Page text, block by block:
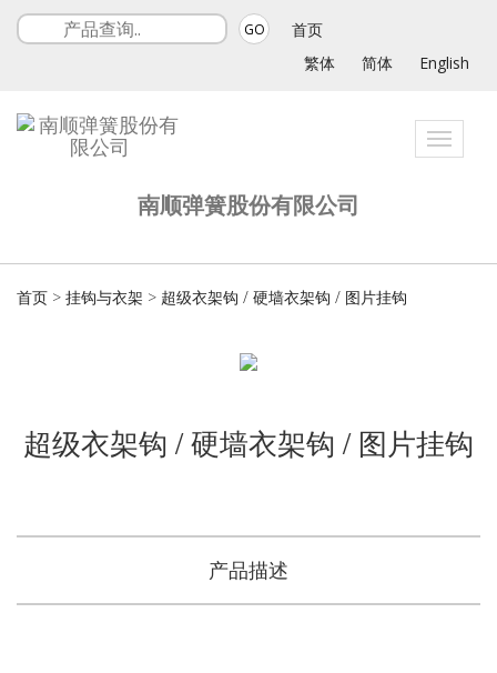
GO
首页
繁体
简体 English
Toggle
南顺弹簧股份有限公司
首页 > 挂钩与衣架 > 超级衣架钩 / 硬墙衣架钩 / 图片挂钩
超级衣架钩 / 硬墙衣架钩 / 图片挂钩
产品描述